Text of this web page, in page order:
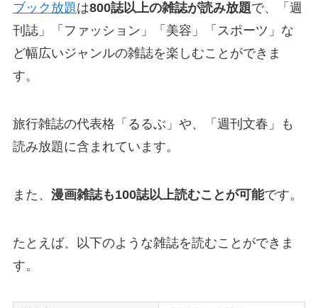
ブック放題は800誌以上の雑誌が読み放題で、「週
刊誌」「ファッション」「美容」「スポーツ」な
ど幅広いジャンルの雑誌を楽しむことができま
す。
旅行雑誌の代表格「るるぶ」や、「週刊文春」も
読み放題に含まれています。
また、 漫画雑誌も100誌以上読むことが可能です。
たとえば、以下のような雑誌を読むことができま
す。